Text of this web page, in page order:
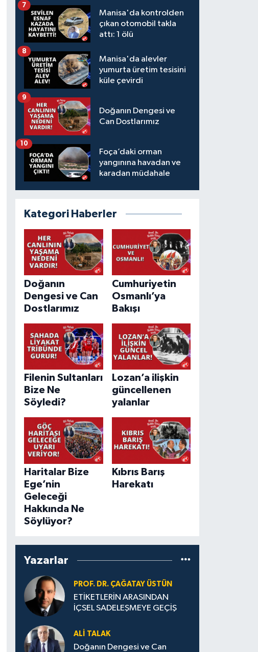
Manisa'da kontrolden
çıkan otomobil takla
attı: 1 ölü
7
Manisa'da alevler
yumurta üretim tesisini
küle çevirdi
8
Doğanın Dengesi ve
Can Dostlarımız
9
Foça’daki orman
yangınına havadan ve
karadan müdahale
10
Kategori Haberler
Doğanın
Dengesi ve Can
Dostlarımız
Cumhuriyetin
Osmanlı’ya
Bakışı
Filenin Sultanları
Bize Ne
Söyledi?
Lozan’a ilişkin
güncellenen
yalanlar
Haritalar Bize
Ege’nin
Geleceği
Hakkında Ne
Söylüyor?
Kıbrıs Barış
Harekatı
Yazarlar
PROF. DR. ÇAĞATAY ÜSTÜN
ETİKETLERİN ARASINDAN
İÇSEL SADELEŞMEYE GEÇİŞ
ALI TALAK
Doğanın Dengesi ve Can